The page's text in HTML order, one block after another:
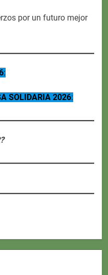
por un futuro mejor
:
SOLIDARIA 2026: